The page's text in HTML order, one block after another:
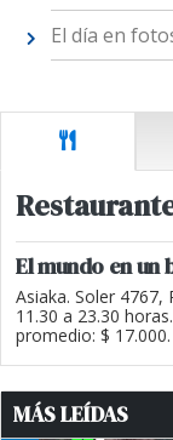
El día en
El mundo en un
Asiaka. Soler 4767,
11.30 a 23.30
promedio: $ 17.000.
MÁS LEÍDAS